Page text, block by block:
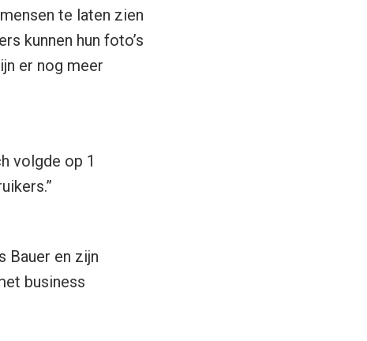
te laten zien
kunnen hun foto’s
er nog meer
volgde op 1
Bauer en zijn
business